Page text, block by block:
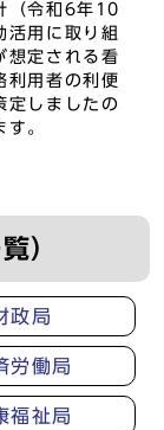
（令和6年10
活用に取り組
想定される看
利用者の利便
定しましたの
。
）
政局
労働局
福祉局